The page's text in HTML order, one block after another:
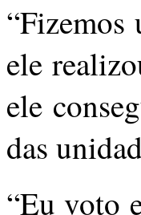
ele
ele
das
“Eu voto